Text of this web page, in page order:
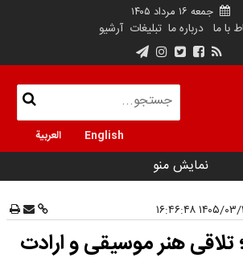
جمعه ۱۶ مرداد ۱۴۰۵
با ما درباره ما تبلیغات آرشیو
English العربية
نمایش منو
تلاقی هنر موسیقی و ارادت